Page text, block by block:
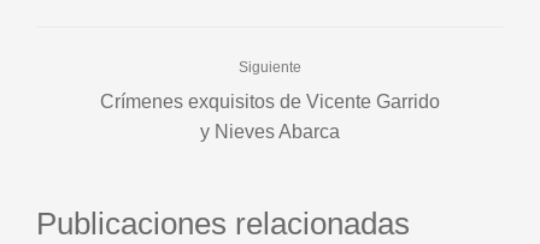
Siguiente
Crímenes exquisitos de Vicente Garrido
y Nieves Abarca
Publicaciones relacionadas